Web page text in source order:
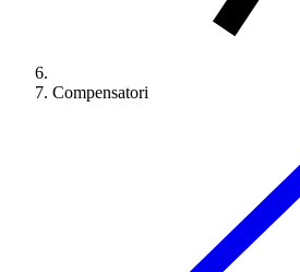
Compensatori